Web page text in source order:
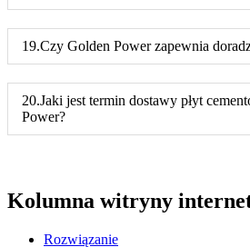
19.Czy Golden Power zapewnia
20.Jaki jest termin dostawy płyt
Power?
Kolumna witryny
Rozwiązanie